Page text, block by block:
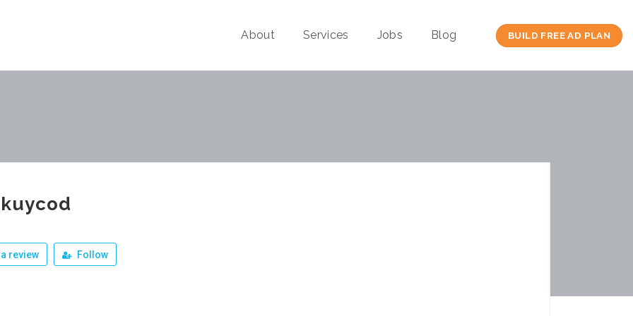
About Services Jobs Blog BUILD FREE AD PLAN
review Follow